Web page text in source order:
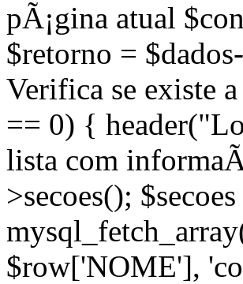
pÃ¡gina atual
$retorno =
Verifica se existe
== 0) {
lista com
>secoes();
$row['NOME'],